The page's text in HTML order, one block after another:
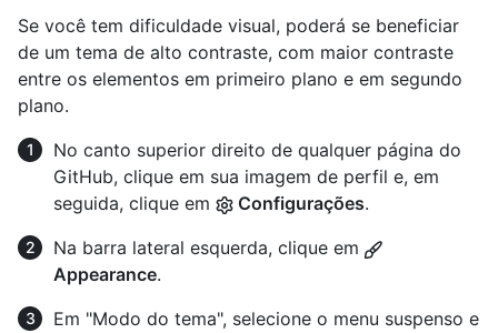
Se você tem dificuldade visual, poderá se beneficiar
de um tema de alto contraste, com maior contraste
entre os elementos em primeiro plano e em segundo
plano.
No canto superior direito de qualquer página do
GitHub, clique em sua imagem de perfil e, em
seguida, clique em
Configurações.
Na barra lateral esquerda, clique em
Appearance.
Em "Modo do tema", selecione o menu suspenso e